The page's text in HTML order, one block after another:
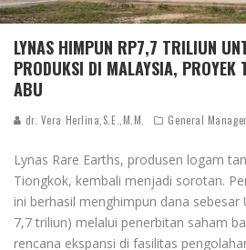
LYNAS HIMPUN RP7,7 TRILIUN
PRODUKSI DI MALAYSIA, PROYEK
ABU
dr. Vera Herlina,S.E.,M.M. General
Lynas Rare Earths, produsen logam
Tiongkok, kembali menjadi sorotan.
ini berhasil menghimpun dana sebesar
7,7 triliun) melalui penerbitan saham
rencana ekspansi di fasilitas